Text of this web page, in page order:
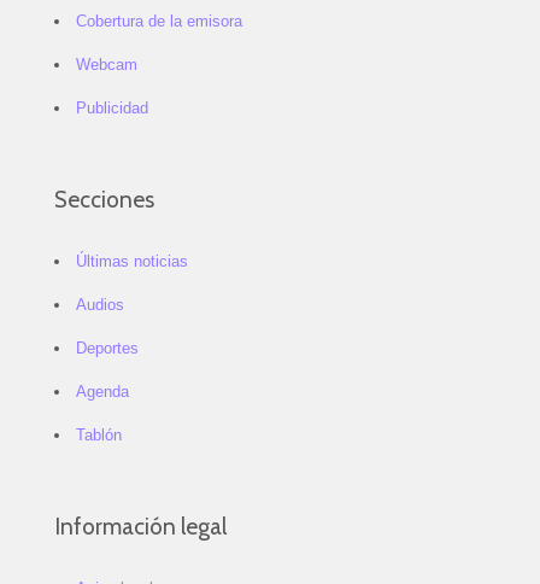
Cobertura de la emisora
Webcam
Publicidad
Secciones
Últimas noticias
Audios
Deportes
Agenda
Tablón
Información legal